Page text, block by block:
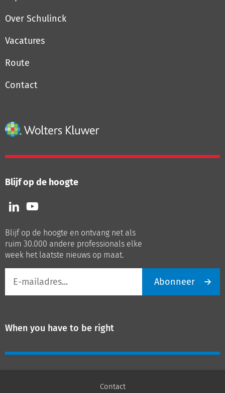
Over Schulinck
Vacatures
Route
Contact
Blijf op de hoogte
Volg
ons
LinkedIn
Volg
ons
Youtube
Blijf op de hoogte en ontvang net als
ruim 30.000 andere professionals elke
week het laatste nieuws op maat.
mailadres
Abonneer
When you have to be right
Contact